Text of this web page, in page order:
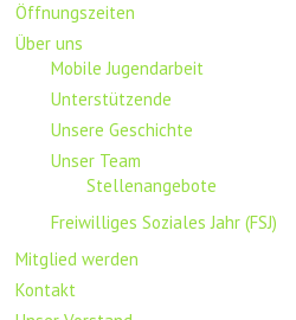
Öffnungszeiten
Über uns
Mobile Jugendarbeit
Unterstützende
Unsere Geschichte
Unser Team
Stellenangebote
Freiwilliges Soziales Jahr (FSJ)
Mitglied werden
Kontakt